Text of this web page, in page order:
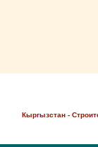
Кыргызстан -